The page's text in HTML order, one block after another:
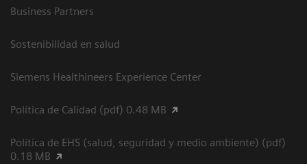
Business Partners
Sostenibilidad en salud
Siemens Healthineers Experience Center
Política de Calidad (pdf) 0.48 MB
Política de EHS (salud, seguridad y medio ambiente) (pdf)
0.18 MB